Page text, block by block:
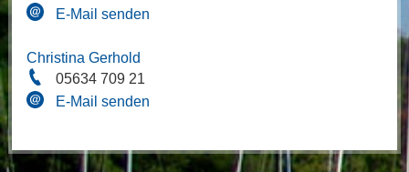
E-Mail senden
Christina Gerhold
05634 709 21
E-Mail senden